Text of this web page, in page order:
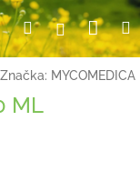
HledatPřihlášení
Značka: MYCOMEDICA
ML